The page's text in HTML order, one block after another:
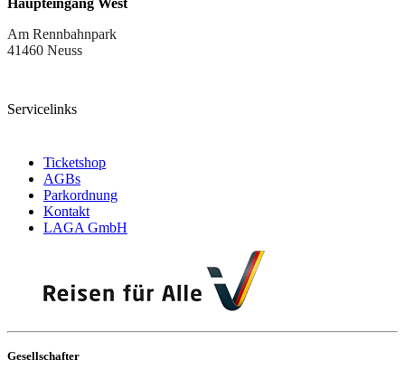
Am Rennbahnpark
41460 Neuss
Servicelinks
Ticketshop
AGBs
Parkordnung
Kontakt
LAGA GmbH
Gesellschafter